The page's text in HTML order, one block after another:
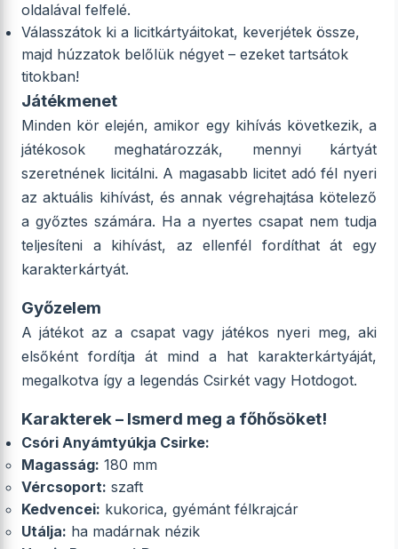
oldalával felfelé.
Válasszátok ki a licitkártyáitokat, keverjétek össze,
majd húzzatok belőlük négyet – ezeket tartsátok
titokban!
Játékmenet
Minden kör elején, amikor egy kihívás következik, a
játékosok meghatározzák, mennyi kártyát
szeretnének licitálni. A magasabb licitet adó fél nyeri
az aktuális kihívást, és annak végrehajtása kötelező
a győztes számára. Ha a nyertes csapat nem tudja
teljesíteni a kihívást, az ellenfél fordíthat át egy
karakterkártyát.
Győzelem
A játékot az a csapat vagy játékos nyeri meg, aki
elsőként fordítja át mind a hat karakterkártyáját,
megalkotva így a legendás Csirkét vagy Hotdogot.
Karakterek – Ismerd meg a főhősöket!
Csóri Anyámtyúkja Csirke:
Magasság: 180 mm
Vércsoport: szaft
Kedvencei: kukorica, gyémánt félkrajcár
Utálja: ha madárnak nézik